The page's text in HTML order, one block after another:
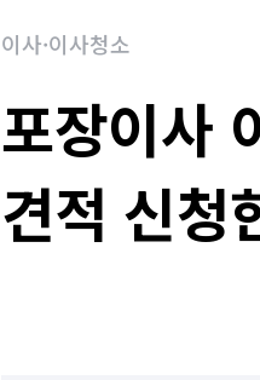
이사·이사청소
포장이사
견적 신청